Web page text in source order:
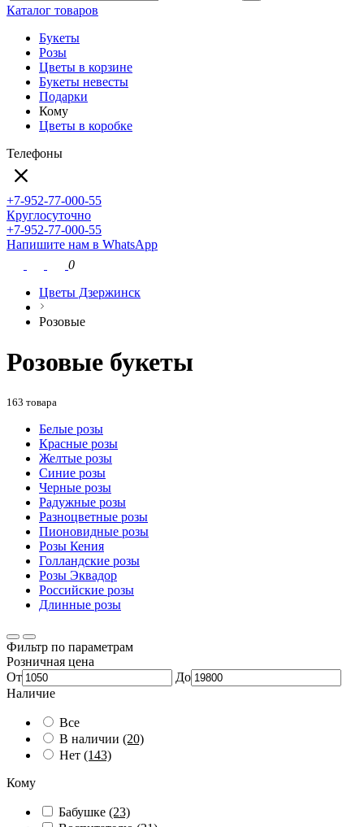
Каталог товаров
Букеты
Розы
Цветы в корзине
Букеты невесты
Подарки
Кому
Цветы в коробке
Телефоны
+7-952-77-000-55
Круглосуточно
+7-952-77-000-55
Напишите нам в WhatsApp
0
Цветы Дзержинск
Розовые
Розовые букеты
163 товара
Белые розы
Красные розы
Желтые розы
Синие розы
Черные розы
Радужные розы
Разноцветные розы
Пионовидные розы
Розы Кения
Голландские розы
Розы Эквадор
Российские розы
Длинные розы
Фильтр по параметрам
Розничная цена
От
До
Наличие
Все
В наличии (20)
Нет (143)
Кому
Бабушке (23)